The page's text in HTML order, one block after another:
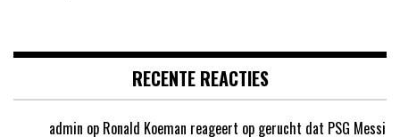
RECENTE REACTIES
admin op Ronald Koeman reageert op gerucht dat PSG Messi